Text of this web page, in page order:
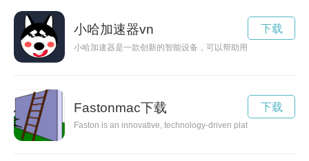
小哈加速器vn
小哈加速器是一款创新的智能设备，可以帮助用户在日常生活
下载
Fastonmac下载
Faston is an innovative, technology-driven platform that is
下载